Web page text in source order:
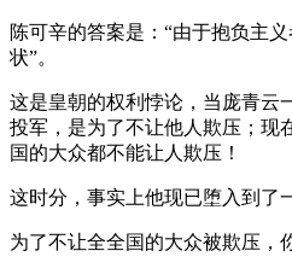
陈可辛的答案是：“由于抱负主
状”。
这是皇朝的权利悖论，当庞青云
投军，是为了不让他人欺压；现
国的大众都不能让人欺压！
这时分，事实上他现已堕入到了
为了不让全全国的大众被欺压，